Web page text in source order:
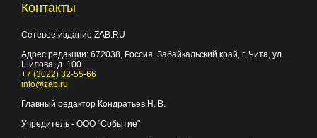
Контакты
Сетевое издание ZAB.RU
Адрес редакции: 672038, Россия, Забайкальский край, г. Чита, ул.
Шилова, д. 100
+7 (3022) 32-55-66
info@zab.ru
Главный редактор Кондратьев Н. В.
Учредитель - ООО "Событие"